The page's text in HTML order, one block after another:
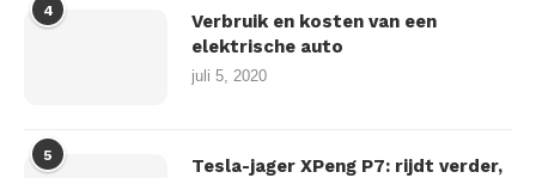
4
Verbruik en kosten van een
elektrische auto
juli 5, 2020
5
Tesla-jager XPeng P7: rijdt verder,